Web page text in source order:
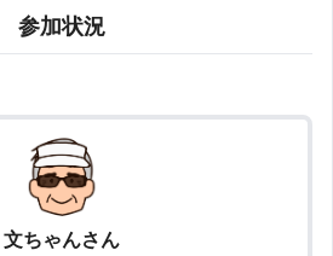
参加状況
文ちゃんさん